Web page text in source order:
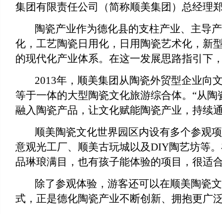
集团有限责任公司（简称顺美集团）总经理
陶瓷产业作为德化县的支柱产业、主导
化，工艺陶瓷日用化，日用陶瓷艺术化，新
的现代化产业体系。在这一发展思路指引下
2013年，顺美集团从陶瓷外贸型企业向
等于一体的大型陶瓷文化旅游综合体。“从
融入陶瓷产品，让文化赋能陶瓷产业，持续
顺美陶瓷文化世界园区内设有多个参观
意观光工厂、顺美古玩城以及DIY陶艺坊等
品琳琅满目，也有孩子能体验的项目，很适
除了参观体验，游客还可以在顺美陶瓷
式，正是德化陶瓷产业不断创新、拥抱更广